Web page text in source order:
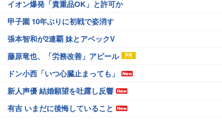
イオン爆発「貴重品OK」と許可か
甲子園 10年ぶりに初戦で姿消す
張本智和が2連覇 妹とアベックV
藤原竜也、「労務改善」アピール
ドン小西「いつ心臓止まっても」
新人声優 結婚願望を吐露し反響
有吉 いまだに後悔していること